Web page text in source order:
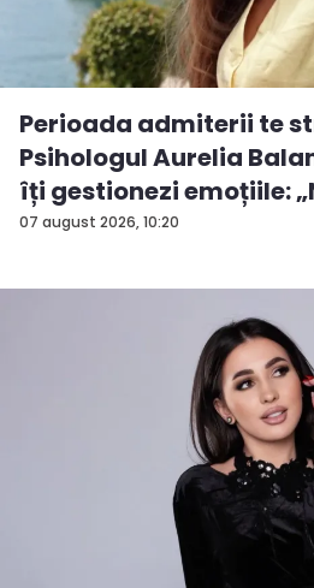
07 august 2026, 10:20
Perioada admiterii te
Psihologul Aurelia
îți gestionezi emoțiile:
rezu...